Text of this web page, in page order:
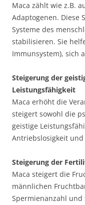
Maca zählt wie z.B.
Adaptogenen. Diese
Systeme des
stabilisieren. Sie
Immunsystem), sich
Steigerung der
Leistungsfähigkeit
Maca erhöht die
steigert sowohl die
geistige
Antriebslosigkeit
Steigerung der
Maca steigert die
männlichen
Spermienanzahl